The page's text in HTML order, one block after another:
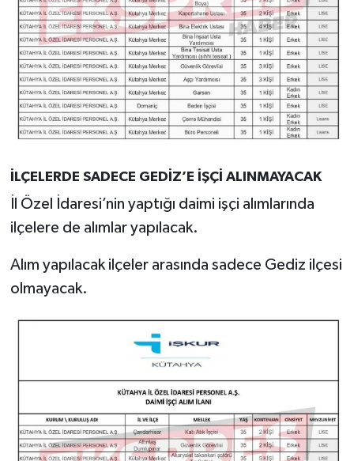
İLÇELERDE SADECE GEDİZ’E İŞÇİ ALINMAYACAK
İl Özel İdaresi’nin yaptığı daimi işçi alımlarında
ilçelere de alımlar yapılacak.
Alım yapılacak ilçeler arasında sadece Gediz ilçesi
olmayacak.